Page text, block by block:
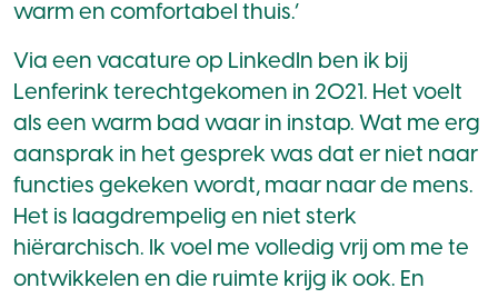
warm en comfortabel thuis.’
Via een vacature op LinkedIn ben ik bij
Lenferink terechtgekomen in 2021. Het voelt
als een warm bad waar in instap. Wat me erg
aansprak in het gesprek was dat er niet naar
functies gekeken wordt, maar naar de mens.
Het is laagdrempelig en niet sterk
hiërarchisch. Ik voel me volledig vrij om me te
ontwikkelen en die ruimte krijg ik ook. En